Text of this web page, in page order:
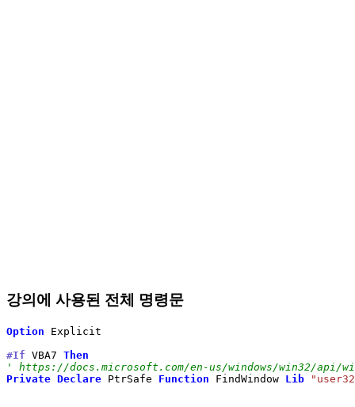
강의에 사용된 전체 명령문
Option Explicit
#If VBA7 Then
' https://docs.microsoft.com/en-us/windows/win32/api/
Private Declare PtrSafe Function FindWindow Lib